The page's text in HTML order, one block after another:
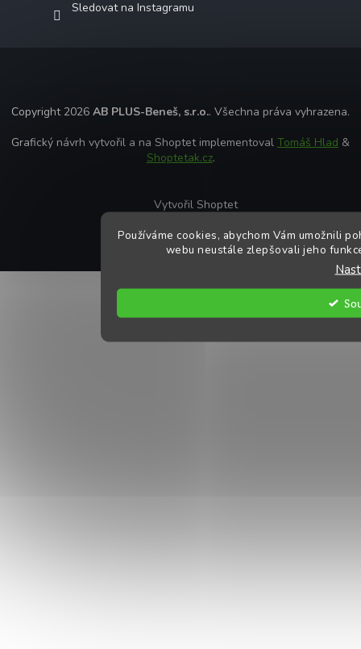
Používáme cookies, abychom Vám umožnili
webu neustále zlepšovali jeho
Sledovat na Instagramu
Copyright 2026 AB PLUS-Beneš, s.r.o.. Všechna práva vyhrazena.
Grafický návrh vytvořil a na Shoptet implementoval Tomáš Hlad &
Shoptetak.cz.
Vytvořil Shoptet